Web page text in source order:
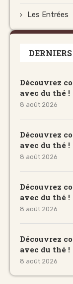
Les Entrées
Découvrez
avec du thé !
8 août 2026
Découvrez
avec du thé !
8 août 2026
Découvrez
avec du thé !
8 août 2026
Découvrez
avec du thé !
8 août 2026